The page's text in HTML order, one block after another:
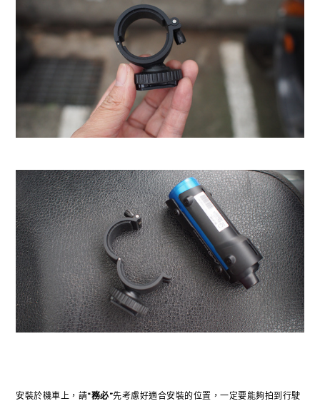
安裝於機車上，請“務必”先考慮好適合安裝的位置，一定要能夠拍到行駛